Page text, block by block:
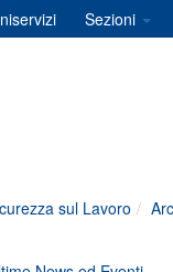
Sezioni
sul Lavoro